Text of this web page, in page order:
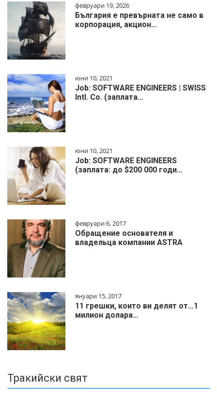
февруари 19, 2026
България е превърната не само в
корпорация, акцион…
юни 10, 2021
Job: SOFTWARE ENGINEERS | SWISS
Intl. Co. (заплата…
юни 10, 2021
Job: SOFTWARE ENGINEERS
(заплата: до $200 000 годи…
февруари 6, 2017
Обращение основателя и
владельца компании ASTRA
януари 15, 2017
11 грешки, които ви делят от…1
милиoн дoлapa…
Тракийски свят